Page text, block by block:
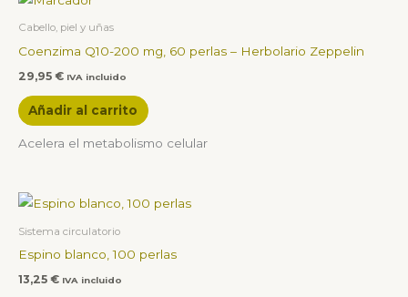
Cabello, piel y uñas
Coenzima Q10-200 mg, 60 perlas – Herbolario Zeppelin
29,95 € IVA incluido
Añadir al carrito
Acelera el metabolismo celular
Sistema circulatorio
Espino blanco, 100 perlas
13,25 € IVA incluido